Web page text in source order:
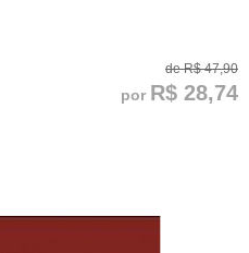
de R$ 47,90
por R$ 28,74